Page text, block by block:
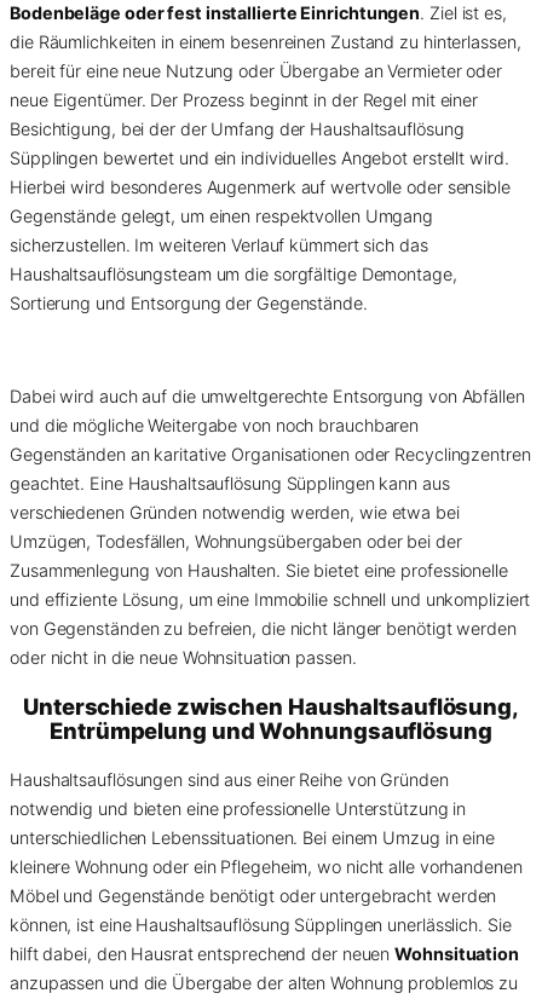
Bodenbeläge oder fest installierte Einrichtungen. Ziel ist es,
die Räumlichkeiten in einem besenreinen Zustand zu hinterlassen,
bereit für eine neue Nutzung oder Übergabe an Vermieter oder
neue Eigentümer. Der Prozess beginnt in der Regel mit einer
Besichtigung, bei der der Umfang der Haushaltsauflösung
Süpplingen bewertet und ein individuelles Angebot erstellt wird.
Hierbei wird besonderes Augenmerk auf wertvolle oder sensible
Gegenstände gelegt, um einen respektvollen Umgang
sicherzustellen. Im weiteren Verlauf kümmert sich das
Haushaltsauflösungsteam um die sorgfältige Demontage,
Sortierung und Entsorgung der Gegenstände.
Dabei wird auch auf die umweltgerechte Entsorgung von Abfällen
und die mögliche Weitergabe von noch brauchbaren
Gegenständen an karitative Organisationen oder Recyclingzentren
geachtet. Eine Haushaltsauflösung Süpplingen kann aus
verschiedenen Gründen notwendig werden, wie etwa bei
Umzügen, Todesfällen, Wohnungsübergaben oder bei der
Zusammenlegung von Haushalten. Sie bietet eine professionelle
und effiziente Lösung, um eine Immobilie schnell und unkompliziert
von Gegenständen zu befreien, die nicht länger benötigt werden
oder nicht in die neue Wohnsituation passen.
Unterschiede zwischen Haushaltsauflösung,
Entrümpelung und Wohnungsauflösung
Haushaltsauflösungen sind aus einer Reihe von Gründen
notwendig und bieten eine professionelle Unterstützung in
unterschiedlichen Lebenssituationen. Bei einem Umzug in eine
kleinere Wohnung oder ein Pflegeheim, wo nicht alle vorhandenen
Möbel und Gegenstände benötigt oder untergebracht werden
können, ist eine Haushaltsauflösung Süpplingen unerlässlich. Sie
hilft dabei, den Hausrat entsprechend der neuenWohnsituation
anzupassen und die Übergabe der alten Wohnung problemlos zu